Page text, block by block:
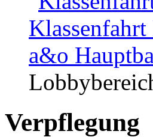
Verpflegung